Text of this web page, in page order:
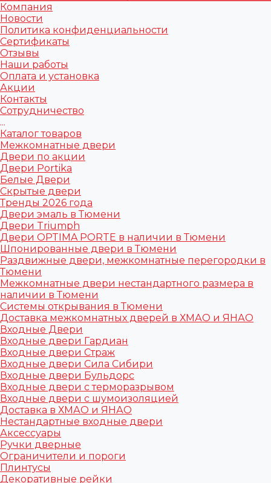
Компания
Новости
Политика конфиденциальности
Сертификаты
Отзывы
Наши работы
Оплата и установка
Акции
Контакты
Сотрудничество
...
Каталог товаров
Межкомнатные двери
Двери по акции
Двери Portika
Белые Двери
Скрытые двери
Тренды 2026 года
Двери эмаль в Тюмени
Двери Triumph
Двери OPTIMA PORTE в наличии в Тюмени
Шпонированные двери в Тюмени
Раздвижные двери, межкомнатные перегородки в
Тюмени
Межкомнатные двери нестандартного размера в
наличии в Тюмени
Системы открывания в Тюмени
Доставка межкомнатных дверей в ХМАО и ЯНАО
Входные Двери
Входные двери Гардиан
Входные двери Страж
Входные двери Сила Сибири
Входные двери Бульдорс
Входные двери с терморазрывом
Входные двери с шумоизоляцией
Доставка в ХМАО и ЯНАО
Нестандартные входные двери
Аксессуары
Ручки дверные
Ограничители и пороги
Плинтусы
Декоративные рейки